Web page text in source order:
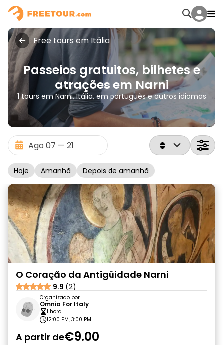
Free tours em Itália
Passeios gratuitos, bilhetes e
atrações em Narni
1 tours em Narni, Itália, em português e outros idiomas
Hoje Amanhã Depois de amanhã
O Coração da Antigüidade Narni
9.9 (2)
Organizado por
Omnia For Italy
1 hora
12:00 PM, 3:00 PM
A partir de€9.00